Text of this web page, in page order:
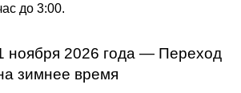
до 3:00.
ноября 2026 года — Переход
зимнее время